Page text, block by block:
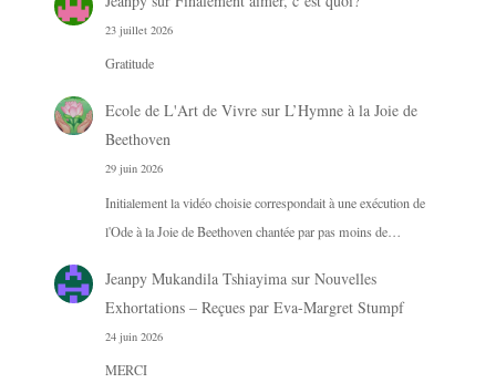
23 juillet 2026
Gratitude
Ecole de L'Art de Vivresur L’Hymne à la Joie de
Beethoven
29 juin 2026
Initialement la vidéo choisie correspondait à une exécution de
l'Ode à la Joie de Beethoven chantée par pas moins de…
Jeanpy Mukandila Tshiayimasur Nouvelles
Exhortations – Reçues par Eva-Margret Stumpf
24 juin 2026
MERCI